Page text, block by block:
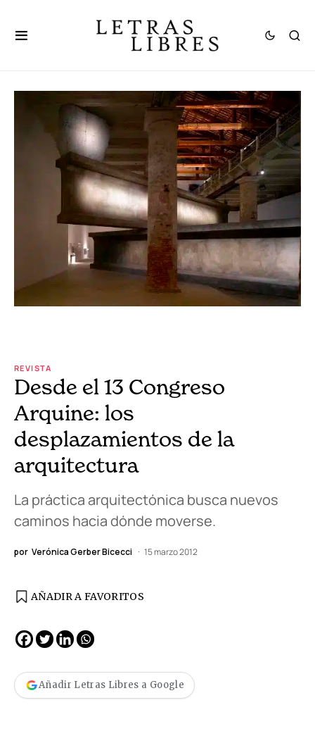
REVISTA
Desde el 13 Congreso
Arquine: los
desplazamientos de la
arquitectura
La práctica arquitectónica busca nuevos
caminos hacia dónde moverse.
por Verónica Gerber Bicecci 15 marzo 2012
AÑADIR A FAVORITOS
Añadir Letras Libres a Google